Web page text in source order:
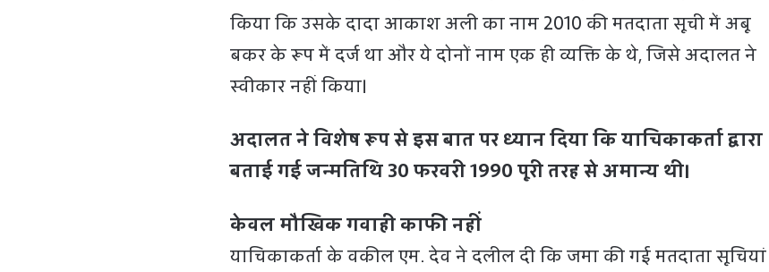
किया कि उसके दादा आकाश अली का नाम 2010 की मतदाता सूची में अबू
बकर के रूप में दर्ज था और ये दोनों नाम एक ही व्यक्ति के थे, जिसे अदालत ने
स्वीकार नहीं किया।
अदालत ने विशेष रूप से इस बात पर ध्यान दिया कि याचिकाकर्ता द्वारा
बताई गई जन्मतिथि 30 फरवरी 1990 पूरी तरह से अमान्य थी।
केवल मौखिक गवाही काफी नहीं
याचिकाकर्ता के वकील एम. देव ने दलील दी कि जमा की गई मतदाता सूचियां